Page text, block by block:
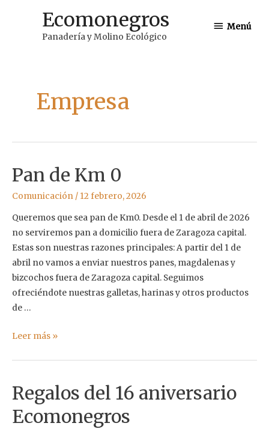
Ecomonegros
Panadería y Molino Ecológico
Menú
Menú
Empresa
Pan de Km 0
Comunicación / 12 febrero, 2026
Queremos que sea pan de Km0. Desde el 1 de abril de 2026
no serviremos pan a domicilio fuera de Zaragoza capital.
Estas son nuestras razones principales: A partir del 1 de
abril no vamos a enviar nuestros panes, magdalenas y
bizcochos fuera de Zaragoza capital. Seguimos
ofreciéndote nuestras galletas, harinas y otros productos
de …
Pan
Leer más »
Regalos del 16 aniversario
Ecomonegros